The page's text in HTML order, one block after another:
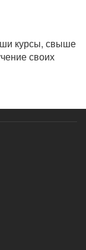
курсы, свыше
своих